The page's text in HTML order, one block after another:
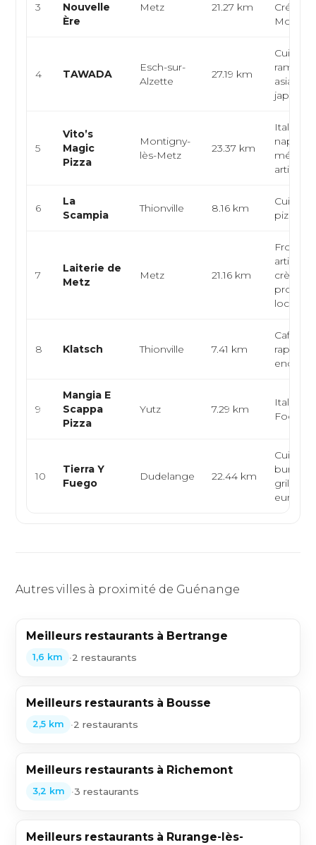
3
Nouvelle
Ère
Metz 21.27 km
Créative,
4 TAWADA
Esch-sur-
Alzette
27.19 km
Cuisine
ramen,
5
Vito’s
Magic
Pizza
Montigny-
lès-Metz
23.37 km
artisan...
6
La
Scampia
Thionville 8.16 km
Cuisine
7
Laiterie de
Metz
Metz 21.16 km
loca...
8 Klatsch Thionville 7.41 km
Café
rapide,
encas
9
Mangia E
Scappa
Pizza
Yutz 7.29 km
10
Tierra Y
Fuego
Dudelange 22.44 km
Cuisine
burger,
grillade,
eur...
Autres villes à proximité de Guénange
Meilleurs restaurants à Bertrange
1,6 km •2 restaurants
Meilleurs restaurants à Bousse
2,5 km •2 restaurants
Meilleurs restaurants à Richemont
3,2 km •3 restaurants
Meilleurs restaurants à Rurange-lès-